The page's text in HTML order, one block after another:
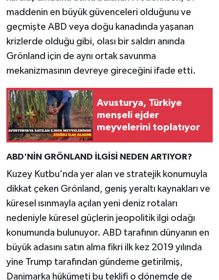
maddenin en büyük güvenceleri olduğunu ve
geçmişte ABD veya doğu kanadında yaşanan
krizlerde olduğu gibi, olası bir saldırı anında
Grönland için de aynı ortak savunma
mekanizmasının devreye gireceğini ifade etti.
Avusturya, Türkiye
menşeli ejder
meyvelerini toplatıyor
ABD'NİN GRÖNLAND İLGİSİ NEDEN ARTIYOR?
Kuzey Kutbu'nda yer alan ve stratejik konumuyla
dikkat çeken Grönland, geniş yeraltı kaynakları ve
küresel ısınmayla açılan yeni deniz rotaları
nedeniyle küresel güçlerin jeopolitik ilgi odağı
konumunda bulunuyor. ABD tarafının dünyanın en
büyük adasını satın alma fikri ilk kez 2019 yılında
yine Trump tarafından gündeme getirilmiş,
Danimarka hükümeti bu teklifi o dönemde de